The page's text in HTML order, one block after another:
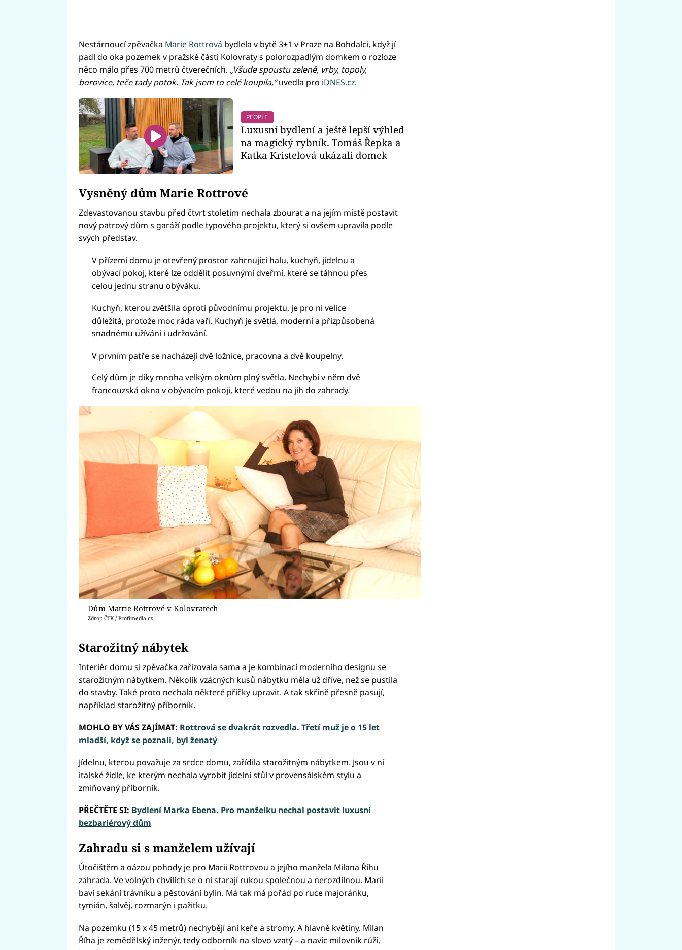
Nestárnoucí zpěvačka Marie Rottrová bydlela v bytě 3+1 v Praze na Bohdalci, když jí
padl do oka pozemek v pražské části Kolovraty s polorozpadlým domkem o rozloze
něco málo přes 700 metrů čtverečních. „Všude spoustu zeleně, vrby, topoly,
borovice, teče tady potok. Tak jsem to celé koupila,“uvedla pro iDNES.cz.
PEOPLE
Luxusní bydlení a ještě lepší výhled
na magický rybník. Tomáš Řepka a
Katka Kristelová ukázali domek
Vysněný dům Marie Rottrové
Zdevastovanou stavbu před čtvrt stoletím nechala zbourat a na jejím místě postavit
nový patrový dům s garáží podle typového projektu, který si ovšem upravila podle
svých představ.
V přízemí domu je otevřený prostor zahrnující halu, kuchyň, jídelnu a
obývací pokoj, které lze oddělit posuvnými dveřmi, které se táhnou přes
celou jednu stranu obýváku.
Kuchyň, kterou zvětšila oproti původnímu projektu, je pro ni velice
důležitá, protože moc ráda vaří. Kuchyň je světlá, moderní a přizpůsobená
snadnému užívání i udržování.
V prvním patře se nacházejí dvě ložnice, pracovna a dvě koupelny.
Celý dům je díky mnoha velkým oknům plný světla. Nechybí v něm dvě
francouzská okna v obývacím pokoji, které vedou na jih do zahrady.
Dům Matrie Rottrové v Kolovratech
Zdroj: ČTK / Profimedia.cz
Starožitný nábytek
Interiér domu si zpěvačka zařizovala sama a je kombinací moderního designu se
starožitným nábytkem. Několik vzácných kusů nábytku měla už dříve, než se pustila
do stavby. Také proto nechala některé příčky upravit. A tak skříně přesně pasují,
například starožitný příborník.
MOHLO BY VÁS ZAJÍMAT: Rottrová se dvakrát rozvedla. Třetí muž je o 15 let
mladší, když se poznali, byl ženatý
Jídelnu, kterou považuje za srdce domu, zařídila starožitným nábytkem. Jsou v ní
italské židle, ke kterým nechala vyrobit jídelní stůl v provensálském stylu a
zmiňovaný příborník.
PŘEČTĚTE SI: Bydlení Marka Ebena. Pro manželku nechal postavit luxusní
bezbariérový dům
Zahradu si s manželem užívají
Útočištěm a oázou pohody je pro Marii Rottrovou a jejího manžela Milana Říhu
zahrada. Ve volných chvílích se o ni starají rukou společnou a nerozdílnou. Marii
baví sekání trávníku a pěstování bylin. Má tak má pořád po ruce majoránku,
tymián, šalvěj, rozmarýn i pažitku.
Na pozemku (15 x 45 metrů) nechybějí ani keře a stromy. A hlavně květiny. Milan
Říha je zemědělský inženýr, tedy odborník na slovo vzatý – a navíc milovník růží,